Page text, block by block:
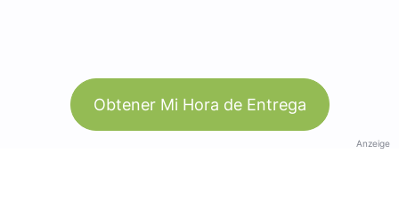
Obtener Mi Hora de Entrega
Anzeige